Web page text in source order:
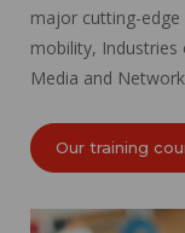
major cutting-
mobility, Industries
Media and
Our training